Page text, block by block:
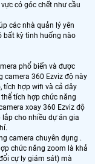
có góc chết như cầu
các nhà quản lý yên
bất kỳ tình huống nào
phổ biến và được
camera 360 Ezviz độ này
tích hợp wifi và cả dây
tích hợp chức năng
xoay 360 Ezviz độ
cho nhiều dự án gia
camera chuyên dụng .
chức năng zoom là khả
cự ly giám sát) mà